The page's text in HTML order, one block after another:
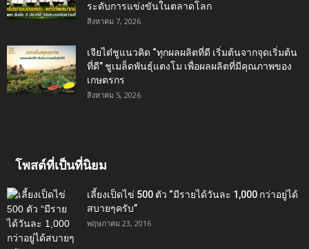
ระดับการแข่งขันในตลาดโลก
สิงหาคม 7, 2026
เจียไต๋ชูแนวคิด “ทุกผลผลิตที่ดี เริ่มต้นจากจุดเริ่มต้น
ที่ดี” ชูเมล็ดพันธุ์แตงโม เพื่อผลผลิตที่มีคุณภาพของ
เกษตรกร
สิงหาคม 5, 2026
โพสต์ที่เป็นที่นิยม
เลี้ยงเป็ดไข่ 500 ตัว “มีรายได้วันละ 1,000 กว่าอยู่ได้
สบายๆครับ”
พฤษภาคม 23, 2016